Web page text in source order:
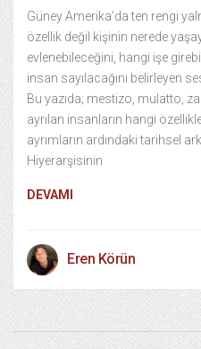
Güney Amerika’da ten rengi
özellik değil kişinin nerede
evlenebileceğini, hangi işe
insan sayılacağını belirleyen
Bu yazıda; mestizo, mulatto,
ayrılan insanların hangi
ayrımların ardındaki tarihsel
Hiyerarşisinin
DEVAMI
Eren Körün